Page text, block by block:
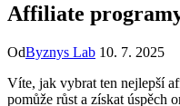
Affiliate
OdByznys Lab 10. 7. 2025
Víte, jak vybrat ten nejlepší
pomůže růst a získat úspěch